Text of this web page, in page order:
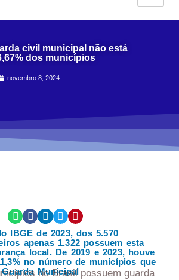
civil municipal não está
dos municípios
novembro 8, 2024
IBGE de 2023, dos 5.570
apenas 1.322 possuem esta
local. De 2019 e 2023, houve
no número de municípios que
Municipal
no Brasil possuem guarda